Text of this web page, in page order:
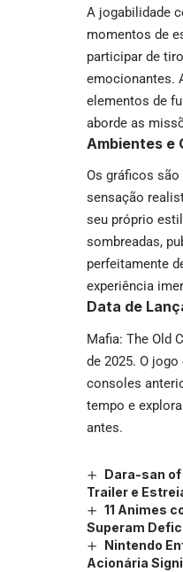
A jogabilidade
momentos de
participar de
emocionantes.
elementos de
aborde as
Ambientes e
Os gráficos
sensação
seu próprio
sombreadas,
perfeitamente
experiência
Data de
Mafia: The Old
de 2025. O
consoles
tempo e
antes.
Dara-san of
Trailer e
11 Animes
Superam
Nintendo
Acionária